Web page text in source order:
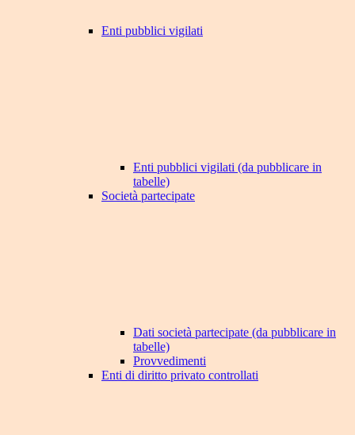
Enti pubblici vigilati
Enti pubblici vigilati (da pubblicare in
tabelle)
Società partecipate
Dati società partecipate (da pubblicare in
tabelle)
Provvedimenti
Enti di diritto privato controllati